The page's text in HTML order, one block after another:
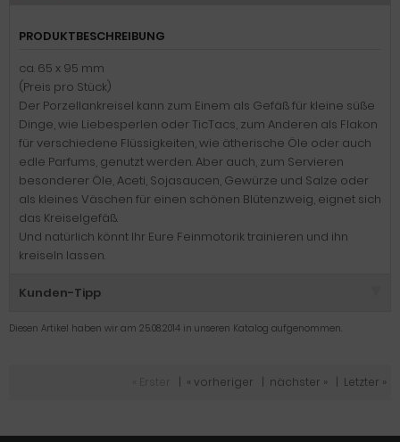
PRODUKTBESCHREIBUNG
ca. 65 x 95 mm
(Preis pro Stück)
Der Porzellankreisel kann zum Einem als Gefäß für kleine süße
Dinge, wie Liebesperlen oder TicTacs, zum Anderen als Flakon
für verschiedene Flüssigkeiten, wie ätherische Öle oder auch
edle Parfums, genutzt werden. Aber auch, zum Servieren
besonderer Öle, Aceti, Sojasaucen, Gewürze und Salze oder
als kleines Väschen für einen schönen Blütenzweig, eignet sich
das Kreiselgefäß.
Und natürlich könnt Ihr Eure Feinmotorik trainieren und ihn
kreiseln lassen.
Kunden-Tipp
Diesen Artikel haben wir am 25.08.2014 in unseren Katalog aufgenommen.
« vorheriger nächster » Letzter »